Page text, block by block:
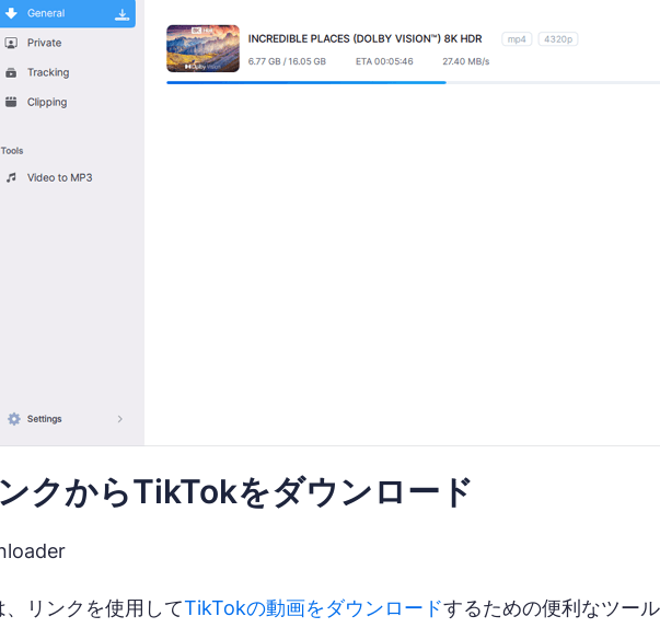
クからTikTokをダウンロード
リンクを使用してTikTokの動画をダウンロードするための便利なツー